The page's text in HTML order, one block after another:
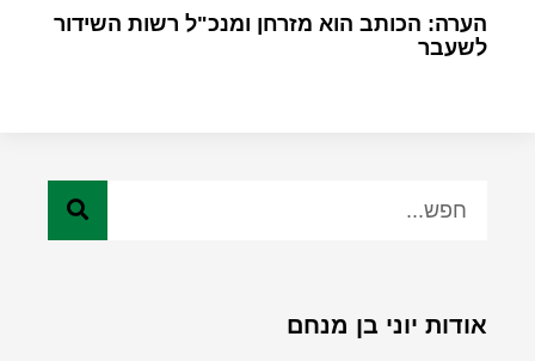
הערה: הכותב הוא מזרחן ומנכ"ל רשות השידור
לשעבר
אודות יוני בן מנחם